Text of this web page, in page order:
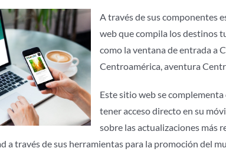
A través de sus componentes
web que compila los destinos
como la ventana de entrada a
Centroamérica, aventura
Este sitio web se
tener acceso directo en su
sobre las actualizaciones más
a través de sus herramientas para la promoción del